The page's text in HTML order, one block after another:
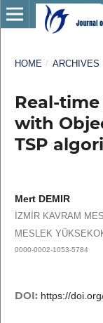
HOME / ARCHIVES
Real-
with
TSP
Mert DEMIR
İZMİR KAVRAM
MESLEK
0000-0002-1053-5784
DOI: https://